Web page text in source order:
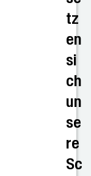
tz
en
si
ch
un
se
re
Sc